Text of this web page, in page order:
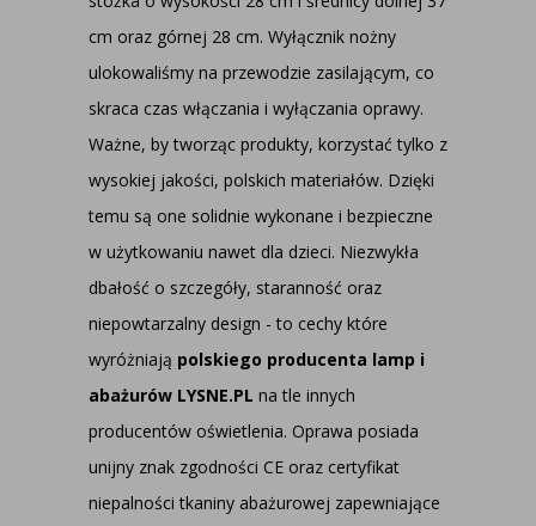
cm oraz górnej 28 cm. Wyłącznik nożny
ulokowaliśmy na przewodzie zasilającym, co
skraca czas włączania i wyłączania oprawy.
Ważne, by tworząc produkty, korzystać tylko z
wysokiej jakości, polskich materiałów. Dzięki
temu są one solidnie wykonane i bezpieczne
w użytkowaniu nawet dla dzieci. Niezwykła
dbałość o szczegóły, staranność oraz
niepowtarzalny design - to cechy które
wyróżniają polskiego producenta lamp i
abażurów LYSNE.PL na tle innych
producentów oświetlenia. Oprawa posiada
unijny znak zgodności CE oraz certyfikat
niepalności tkaniny abażurowej zapewniające